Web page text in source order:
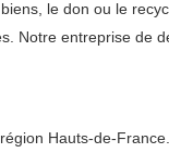
le don ou le
entreprise de
Hauts-de-